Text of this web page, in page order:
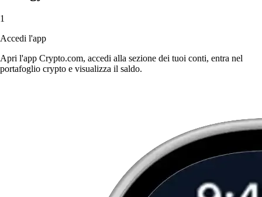
1
Accedi l'app
Apri l'app Crypto.com, accedi alla sezione dei tuoi conti, entra nel
portafoglio crypto e visualizza il saldo.